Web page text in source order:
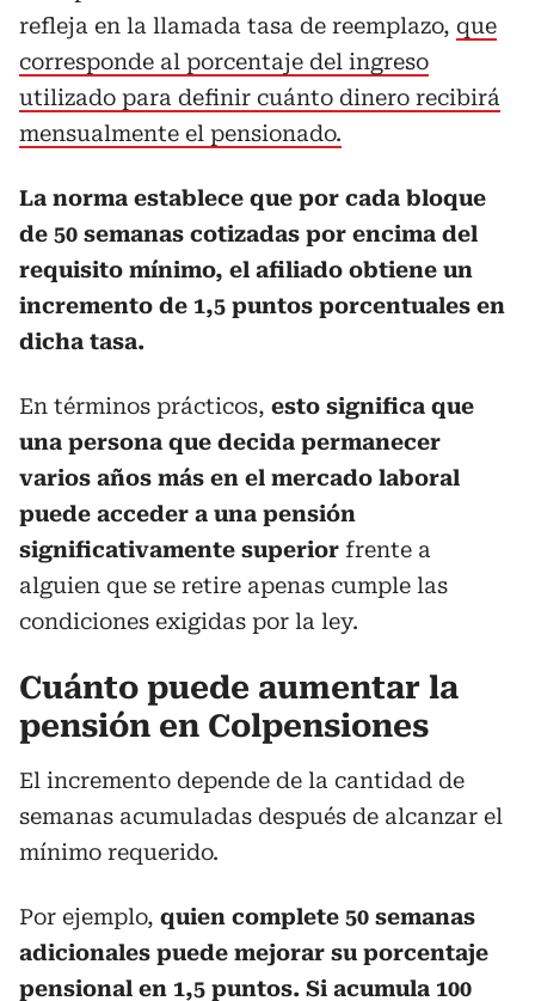
refleja en la llamada tasa de reemplazo, que
corresponde al porcentaje del ingreso
utilizado para definir cuánto dinero recibirá
mensualmente el pensionado.
La norma establece que por cada bloque
de 50 semanas cotizadas por encima del
requisito mínimo, el afiliado obtiene un
incremento de 1,5 puntos porcentuales en
dicha tasa.
En términos prácticos, esto significa que
una persona que decida permanecer
varios años más en el mercado laboral
puede acceder a una pensión
significativamente superior frente a
alguien que se retire apenas cumple las
condiciones exigidas por la ley.
Cuánto puede aumentar la
pensión en Colpensiones
El incremento depende de la cantidad de
semanas acumuladas después de alcanzar el
mínimo requerido.
Por ejemplo, quien complete 50 semanas
adicionales puede mejorar su porcentaje
pensional en 1,5 puntos. Si acumula 100